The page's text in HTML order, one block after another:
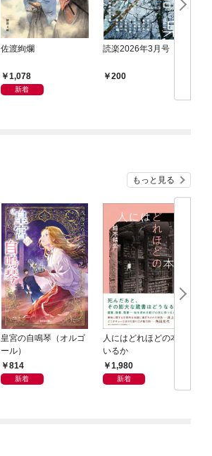
佐渡絢爛
1,078
新着
読楽2026年3月号
200
もっと見る
皇宮の自鳴琴（オルゴ
ール）
814
新着
人にはどれほどの本が
いるか
1,980
新着